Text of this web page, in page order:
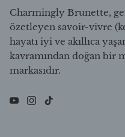
Charmingly Brunette,
özetleyen savoir-vivre
hayatı iyi ve akıllıca
kavramından doğan bir
markasıdır.